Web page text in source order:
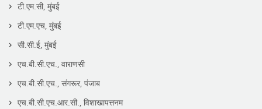
टी.एम.सी, मुंबई
टी.एम.एच, मुंबई
सी.सी.ई, मुंबई
एच.बी.सी.एच., वाराणसी
एच.बी.सी.एच., संगरूर, पंजाब
एच.बी.सी.एच.आर.सी., विशाखापत्तनम